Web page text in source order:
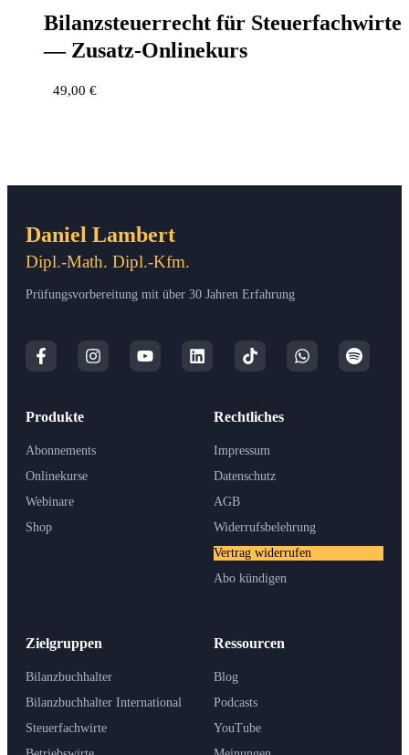
Bilanz­steu­er­recht für Steu­er­fach­wir­te
— Zusatz-Onlinekurs
49,00 €
Daniel Lambert
Dipl.-Math. Dipl.-Kfm.
Prüfungsvorbereitung mit über 30 Jahren Erfahrung
Produkte
Abonnements
Onlinekurse
Webinare
Shop
Zielgruppen
Bilanzbuchhalter
Bilanzbuchhalter International
Steuerfachwirte
Ressourcen
Blog
Podcasts
YouTube
Rechtliches
Impressum
Datenschutz
AGB
Widerrufsbelehrung
Vertrag widerrufen
Abo kündigen